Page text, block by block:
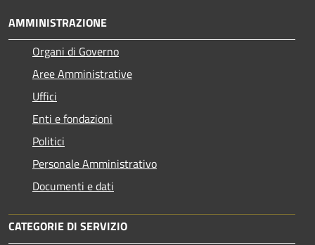
AMMINISTRAZIONE
Organi di Governo
Aree Amministrative
Uffici
Enti e fondazioni
Politici
Personale Amministrativo
Documenti e dati
CATEGORIE DI SERVIZIO